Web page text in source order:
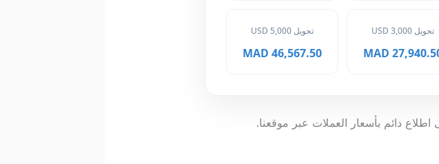
تحويل 3,000 USD
27,940.50
تحويل 5,000 USD
46,567.50 MAD
دائم بأسعار العملات عبر موقعنا.